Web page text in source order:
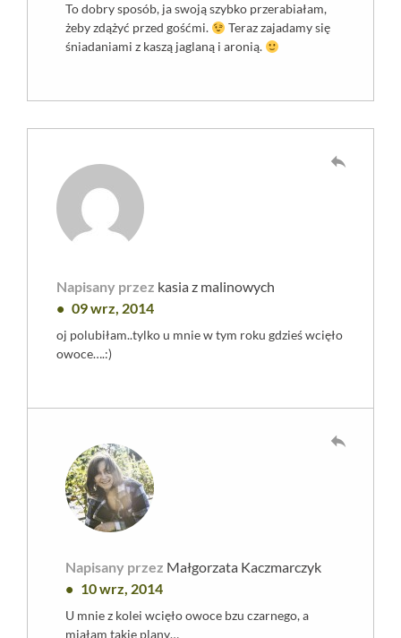
To dobry sposób, ja swoją szybko przerabiałam,
żeby zdążyć przed gośćmi.
Teraz zajadamy się
śniadaniami z kaszą jaglaną i aronią.
Napisany przez kasia z malinowych
09 wrz, 2014
oj polubiłam..tylko u mnie w tym roku gdzieś wcięło
owoce….:)
reply
Napisany przez Małgorzata Kaczmarczyk
10 wrz, 2014
U mnie z kolei wcięło owoce bzu czarnego, a
miałam takie plany…
reply